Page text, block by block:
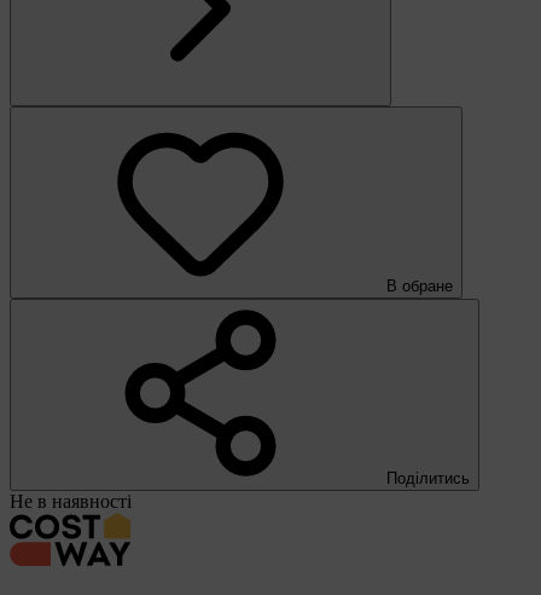
В обране
Поділитись
Не в наявності